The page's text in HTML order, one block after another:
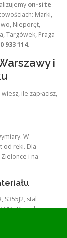
on-site
Marki,
Nieporęt,
Targówek, Praga-
933 114.
i
ile zapłacisz,
W
od ręki. Dla
i na
S355J2, stal
Doradzimy
Możemy
szkic